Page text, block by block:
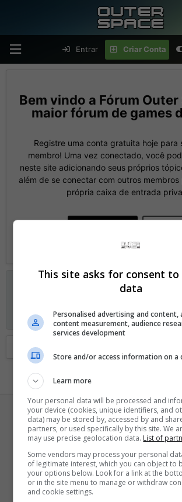
Entrar Criar Conta
Fórum Outer
maior fórum de games
Registre uma conta gratuita hoje para
membro! Uma vez conectado, você
neste site adicionando seus próprios
além de se conectar com outros membros
própria caixa de entrada
Anunciando os planos GOLD no Fórum Outer
Visitante, agora você pode ajudar o Fórum
anúncios
edois temas exclusivos. Veja os
Home
A
Anny Kelly
Larva ·29
Registrado
This site asks for consent to
data
Personalised advertising and content,
content measurement, audience
services development
Store and/or access information on a
Learn more
Your personal data will be processed and
your device (cookies, unique identifiers, and
data) may be stored by, accessed by and
partners, or used specifically by this site. We
may use precise geolocation data. List of
Some vendors may process your personal
of legitimate interest, which you can object to
your options below. Look for a link at the
or in the site menu to manage or withdraw
and cookie settings.